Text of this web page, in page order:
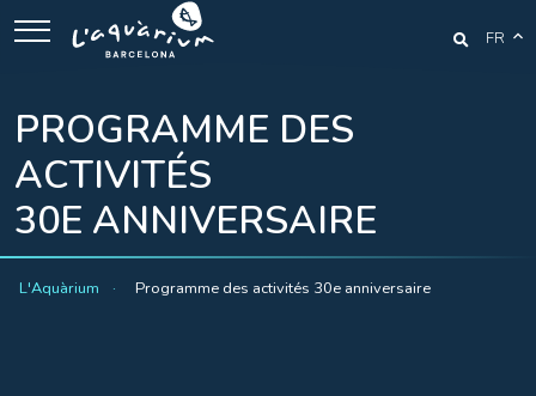
FR
PROGRAMME DES
ACTIVITÉS
30E ANNIVERSAIRE
L'Aquàrium Programme des activités 30e anniversaire